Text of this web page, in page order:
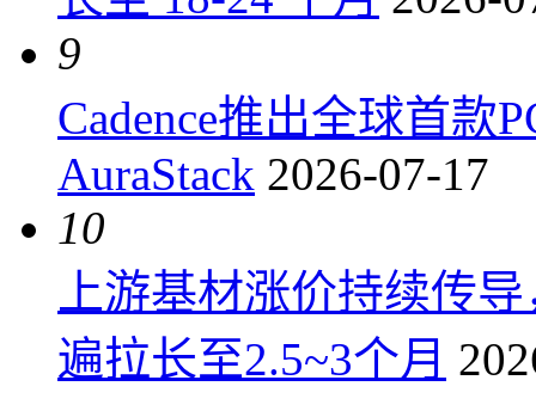
9
Cadence推出全球首款
AuraStack 2026-07-17
10
上游基材涨价持续传
遍拉长至2.5~3个月